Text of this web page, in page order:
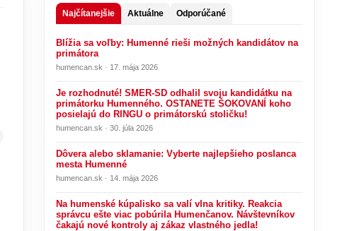
Najčítanejšie Aktuálne Odporúčané
Blížia sa voľby: Humenné rieši možných kandidátov na
primátora
humencan.sk · 17. mája 2026
Je rozhodnuté! SMER-SD odhalil svoju kandidátku na
primátorku Humenného. OSTANETE ŠOKOVANÍ koho
posielajú do RINGU o primátorskú stoličku!
humencan.sk · 30. júla 2026
Dôvera alebo sklamanie: Vyberte najlepšieho poslanca
mesta Humenné
humencan.sk · 14. mája 2026
Na humenské kúpalisko sa valí vlna kritiky. Reakcia
správcu ešte viac pobúrila Humenčanov. Návštevníkov
čakajú nové kontroly aj zákaz vlastného jedla!